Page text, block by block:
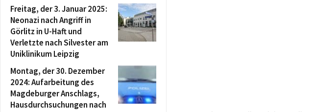
Freitag, der 3. Januar 2025:
Neonazi nach Angriff in
Görlitz in U-Haft und
Verletzte nach Silvester am
Uniklinikum Leipzig
Montag, der 30. Dezember
2024: Aufarbeitung des
Magdeburger Anschlags,
Hausdurchsuchungen nach